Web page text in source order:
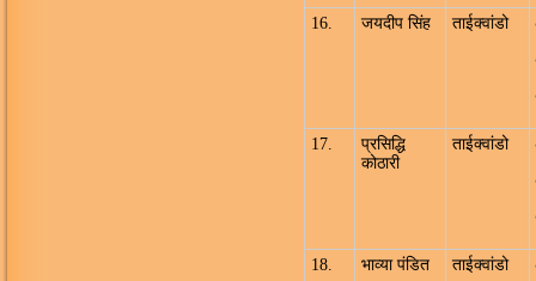
16. जयदीप सिंह ताईक्वांडो
17.
प्रसिद्धि
कोठारी
ताईक्वांडो
18. भाव्या पंडित ताईक्वांडो